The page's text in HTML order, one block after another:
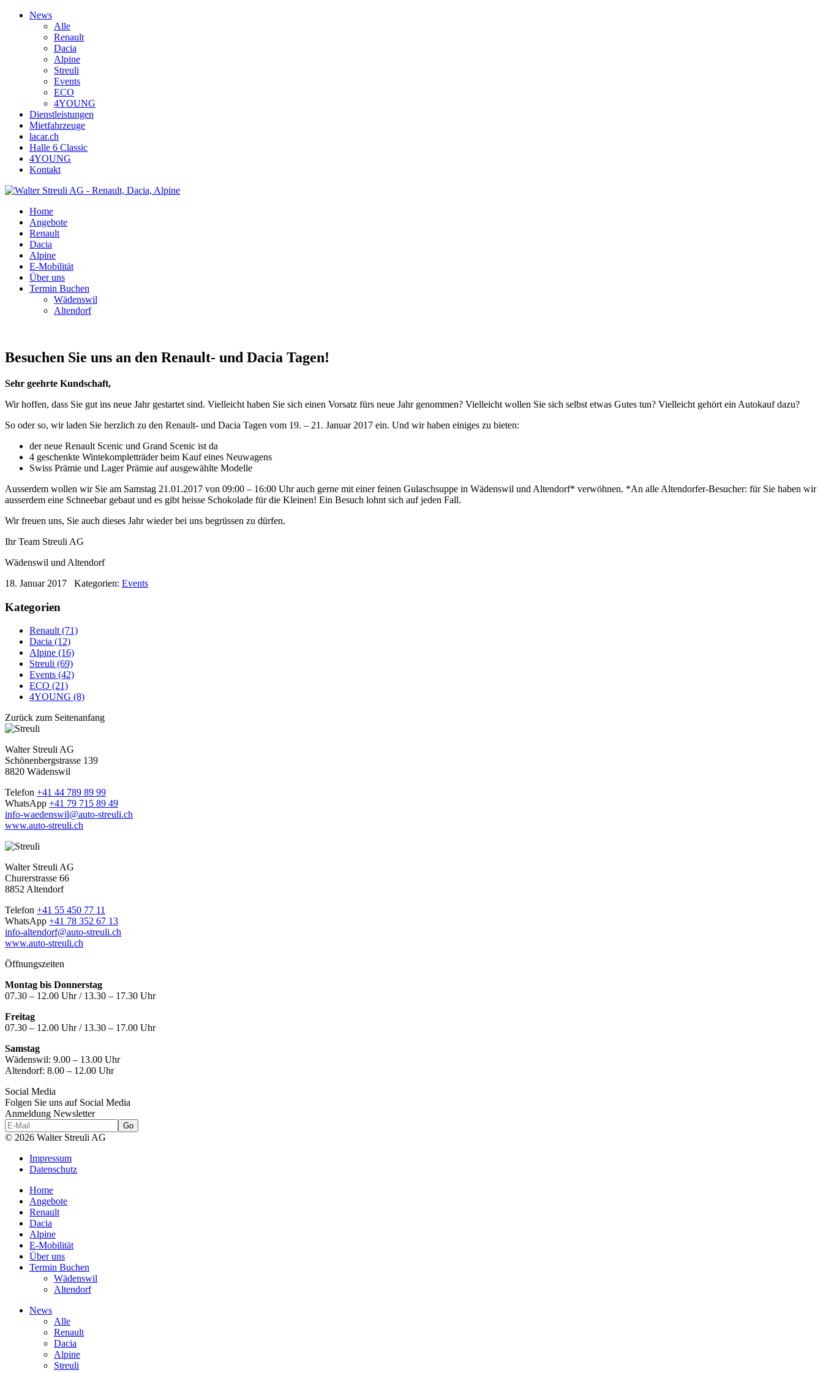
News
Alle
Renault
Dacia
Alpine
Streuli
Events
ECO
4YOUNG
Dienstleistungen
Mietfahrzeuge
lacar.ch
Halle 6 Classic
4YOUNG
Kontakt
Home
Angebote
Renault
Dacia
Alpine
E-Mobilität
Über uns
Termin Buchen
Wädenswil
Altendorf
Besuchen Sie uns an den Renault- und Dacia Tagen!
Sehr geehrte Kundschaft,
Wir hoffen, dass Sie gut ins neue Jahr gestartet sind. Vielleicht haben Sie sich einen Vorsatz fürs neue Jahr genommen? Vielleicht wollen Sie sich selbst etwas Gutes tun? Vielleicht gehört ein Autokauf dazu?
So oder so, wir laden Sie herzlich zu den Renault- und Dacia Tagen vom 19. – 21. Januar 2017 ein. Und wir haben einiges zu bieten:
der neue Renault Scenic und Grand Scenic ist da
4 geschenkte Wintekompletträder beim Kauf eines Neuwagens
Swiss Prämie und Lager Prämie auf ausgewählte Modelle
Ausserdem wollen wir Sie am Samstag 21.01.2017 von 09:00 – 16:00 Uhr auch gerne mit einer feinen Gulaschsuppe in Wädenswil und Altendorf* verwöhnen. *An alle Altendorfer-Besucher: für Sie haben wir
ausserdem eine Schneebar gebaut und es gibt heisse Schokolade für die Kleinen! Ein Besuch lohnt sich auf jeden Fall.
Wir freuen uns, Sie auch dieses Jahr wieder bei uns begrüssen zu dürfen.
Ihr Team Streuli AG
Wädenswil und Altendorf
18. Januar 2017
Kategorien: Events
Kategorien
Renault (71)
Dacia (12)
Alpine (16)
Streuli (69)
Events (42)
ECO (21)
4YOUNG (8)
Zurück zum Seitenanfang
Walter Streuli AG
Schönenbergstrasse 139
8820 Wädenswil
Telefon +41 44 789 89 99
WhatsApp +41 79 715 89 49
info-waedenswil@auto-streuli.ch
www.auto-streuli.ch
Walter Streuli AG
Churerstrasse 66
8852 Altendorf
Telefon +41 55 450 77 11
WhatsApp +41 78 352 67 13
info-altendorf@auto-streuli.ch
www.auto-streuli.ch
Öffnungszeiten
Montag bis Donnerstag
07.30 – 12.00 Uhr / 13.30 – 17.30 Uhr
Freitag
07.30 – 12.00 Uhr / 13.30 – 17.00 Uhr
Samstag
Wädenswil: 9.00 – 13.00 Uhr
Altendorf: 8.00 – 12.00 Uhr
Social Media
Folgen Sie uns auf Social Media
Anmeldung Newsletter
© 2026 Walter Streuli AG
Impressum
Datenschutz
Home
Angebote
Renault
Dacia
Alpine
E-Mobilität
Über uns
Termin Buchen
Wädenswil
Altendorf
News
Alle
Renault
Dacia
Alpine
Streuli